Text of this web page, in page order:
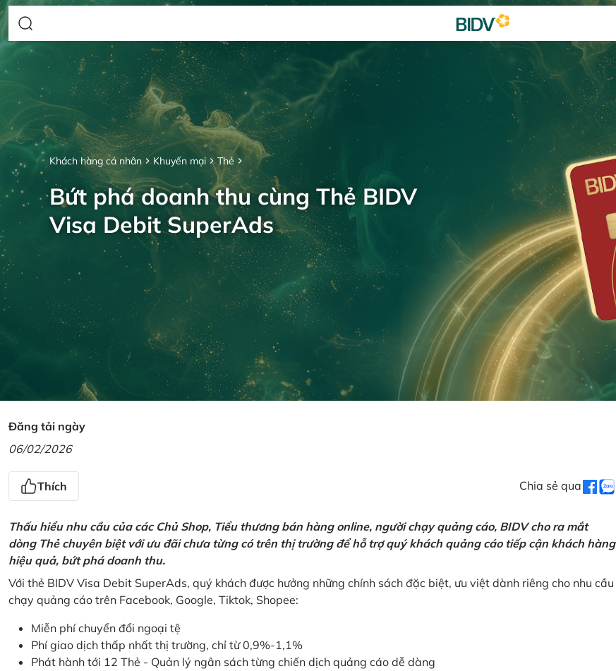
Khách hàng cá nhân Khuyến mại Thẻ
Bứt phá doanh thu cùng Thẻ BIDV
Visa Debit SuperAds
Đăng tải ngày
06/02/2026
Thích Chia sẻ qua
Thấu hiểu nhu cầu của các Chủ Shop, Tiểu thương bán hàng online, người chạy quảng cáo, BIDV cho ra mắt
dòng Thẻ chuyên biệt với ưu đãi chưa từng có trên thị trường để hỗ trợ quý khách quảng cáo tiếp cận khách hàng
hiệu quả, bứt phá doanh thu.
Với thẻ BIDV Visa Debit SuperAds, quý khách được hưởng những chính sách đặc biệt, ưu việt dành riêng cho nhu cầu
chạy quảng cáo trên Facebook, Google, Tiktok, Shopee:
Miễn phí chuyển đổi ngoại tệ
Phí giao dịch thấp nhất thị trường, chỉ từ 0,9%-1,1%
Phát hành tới 12 Thẻ - Quản lý ngân sách từng chiến dịch quảng cáo dễ dàng